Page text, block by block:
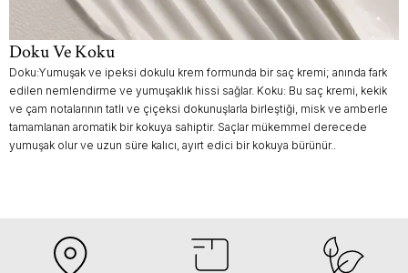
Doku Ve Koku
Doku:Yumuşak ve ipeksi dokulu krem formunda bir saç kremi; anında fark
edilen nemlendirme ve yumuşaklık hissi sağlar. Koku: Bu saç kremi, kekik
ve çam notalarının tatlı ve çiçeksi dokunuşlarla birleştiği, misk ve amberle
tamamlanan aromatik bir kokuya sahiptir. Saçlar mükemmel derecede
yumuşak olur ve uzun süre kalıcı, ayırt edici bir kokuya bürünür..